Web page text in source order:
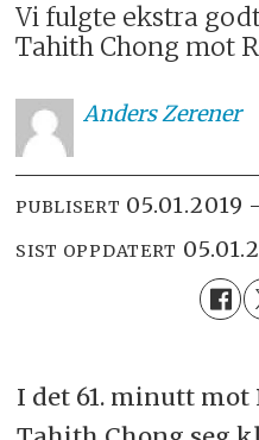
Vi fulgte ekstra
Tahith Chong mot
AndersZerener
PUBLISERT 05.01.2019
SIST OPPDATERT
I det 61. minutt mot